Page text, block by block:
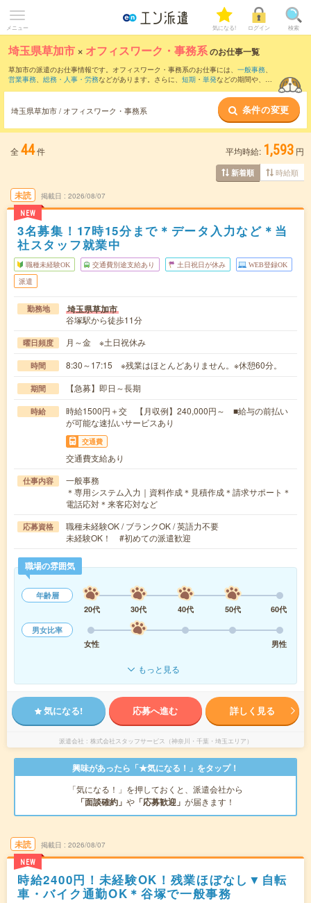
メニュー 気になる! ログイン 検索
埼玉県草加市 × オフィスワーク・事務系のお仕事一覧
草加市の派遣のお仕事情報です。オフィスワーク・事務系のお仕事には、 一般事務、
営業事務、 総務・人事・労務などがあります。さらに、 短期 ・ 単発などの期間や、 職
埼玉県草加市 / オフィスワーク・事務系 条件の変更
全 44件 平均時給: 1,593 円
新着順 時給順
未読
NEW
掲載日 2026/08/07
3名募集！17時15分まで＊データ入力など＊当
社スタッフ就業中
職種未経験OK 交通費別途支給あり 土日祝日が休み WEB登録OK
派遣
勤務地 埼玉県草加市
谷塚駅から徒歩11分
曜日頻度 月～金 ※土日祝休み
時間 8:30～17:15 ※残業はほとんどありません。※休憩60分。
期間 【急募】即日～長期
時給
時給1500円＋交 【月収例】240,000円～ ■給与の前払い
が可能な速払いサービスあり
交通費
交通費支給あり
仕事内容
一般事務
＊専用システム入力｜資料作成＊見積作成＊請求サポート＊
電話応対＊来客応対など
応募資格
職種未経験OK / ブランクOK / 英語力不要
未経験OK！ #初めての派遣歓迎
職場の雰囲気
年齢層
20代
30代 40代 50代
60代
男女比率
女性
男性
もっと見る
気になる! 応募へ進む 詳しく見る
派遣会社 株式会社スタッフサービス（神奈川・千葉・埼玉エリア）
興味があったら「★気になる！」をタップ！
「気になる！」を押しておくと、派遣会社から
「面談確約」 や 「応募歓迎」 が届きます！
未読
NEW
掲載日 2026/08/07
時給2400円！未経験OK！残業ほぼなし▼自転
車・バイク通勤OK＊谷塚で一般事務